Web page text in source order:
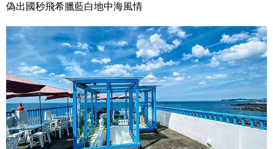
偽出國秒飛希臘藍白地中海風情